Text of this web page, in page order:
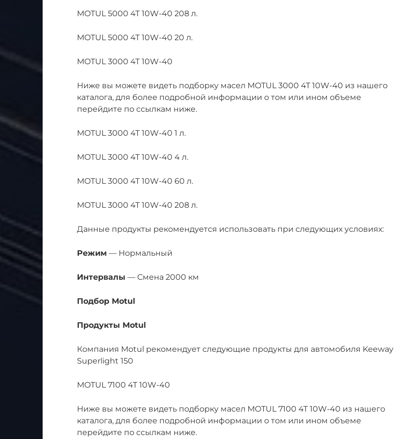
MOTUL 5000 4T 10W-40 208 л.
MOTUL 5000 4T 10W-40 20 л.
MOTUL 3000 4T 10W-40
Ниже вы можете видеть подборку масел MOTUL 3000 4T 10W-40 из нашего
каталога, для более подробной информации о том или ином объеме
перейдите по ссылкам ниже.
MOTUL 3000 4T 10W-40 1 л.
MOTUL 3000 4T 10W-40 4 л.
MOTUL 3000 4T 10W-40 60 л.
MOTUL 3000 4T 10W-40 208 л.
Данные продукты рекомендуется использовать при следующих условиях:
Режим — Нормальный
Интервалы — Cмена 2000 км
Подбор Motul
Продукты Motul
Компания Motul рекомендует следующие продукты для автомобиля Keeway
Superlight 150
MOTUL 7100 4T 10W-40
Ниже вы можете видеть подборку масел MOTUL 7100 4T 10W-40 из нашего
каталога, для более подробной информации о том или ином объеме
перейдите по ссылкам ниже.